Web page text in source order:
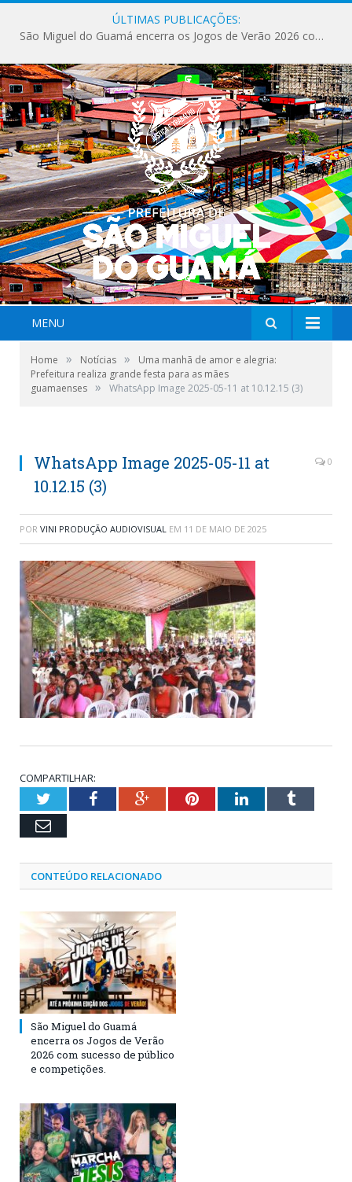
ÚLTIMAS PUBLICAÇÕES:
São Miguel do Guamá encerra os Jogos de Verão 2026 com sucesso de público e competições.
MENU
Home » Notícias »
Uma manhã de amor e alegria:
Prefeitura realiza grande festa para as mães
guamaenses » WhatsApp Image 2025-05-11 at 10.12.15 (3)
WhatsApp Image 2025-05-11 at
10.12.15 (3)
0
POR VINI PRODUÇÃO AUDIOVISUAL EM 11 DE MAIO DE 2025
COMPARTILHAR:
TwitterFacebookGoogle+PinterestLinkedInTumblr
Email
CONTEÚDO RELACIONADO
São Miguel do Guamá
encerra os Jogos de Verão
2026 com sucesso de público
e competições.